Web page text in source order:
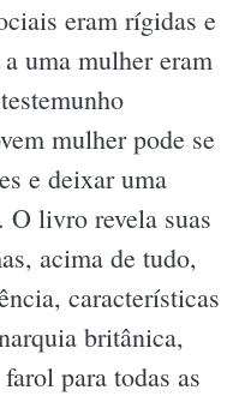
eram rígidas e
uma mulher eram
mulher pode se
e deixar uma
O livro revela suas
acima de tudo,
características
britânica,
para todas as